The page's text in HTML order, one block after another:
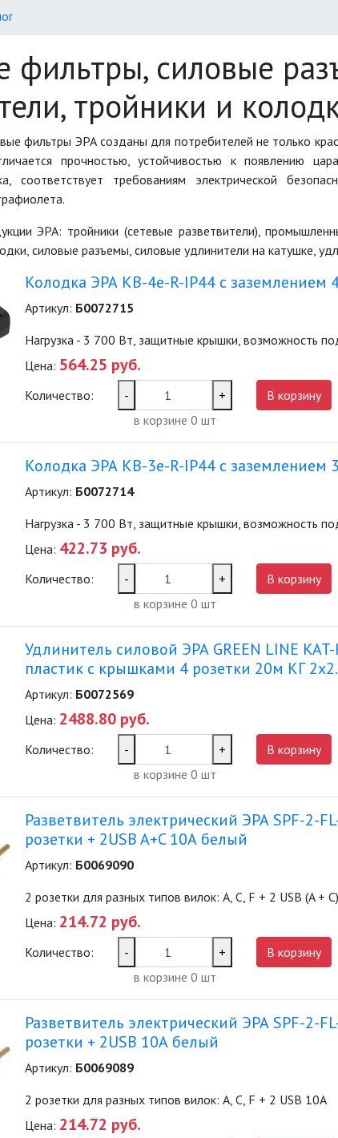
фильтры, силовые
тройники и
фильтры ЭРА созданы для потребителей не только
прочностью, устойчивостью к появлению
соответствует требованиям электрической
ЭРА: тройники (сетевые разветвители),
силовые разъемы, силовые удлинители на катушке,
Колодка ЭРА KB-4e-R-IP44 с заземлением
Артикул: Б0072715
Нагрузка - 3 700 Вт, защитные крышки, возможность
Цена: 564.25 руб.
Количество: -
+
в корзине 0 шт
В корзину
Колодка ЭРА KB-3e-R-IP44 с заземлением
Артикул: Б0072714
Нагрузка - 3 700 Вт, защитные крышки, возможность
Цена: 422.73 руб.
Количество: -
+
в корзине 0 шт
В корзину
Удлинитель силовой ЭРА GREEN LINE
пластик c крышками 4 розетки 20м КГ
Артикул: Б0072569
Цена: 2488.80 руб.
Количество: -
+
в корзине 0 шт
В корзину
Разветвитель электрический ЭРА SPF-2-
розетки + 2USB A+C 10А белый
Артикул: Б0069090
2 розетки для разных типов вилок: А, С, F + 2 USB (A + C)
Цена: 214.72 руб.
Количество: -
+
в корзине 0 шт
В корзину
Разветвитель электрический ЭРА SPF-2-
розетки + 2USB 10А белый
Артикул: Б0069089
2 розетки для разных типов вилок: А, С, F + 2 USB 10А
Цена: 214.72 руб.